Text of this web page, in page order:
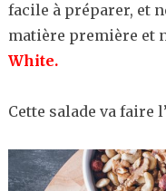
facile à préparer, et
matière première et
White.
Cette salade va faire